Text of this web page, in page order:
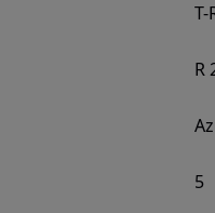
T-
R
5